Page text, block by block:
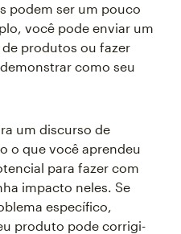
podem ser um pouco
você pode enviar um
produtos ou fazer
como seu
um discurso de
o que você aprendeu
para fazer com
impacto neles. Se
específico,
produto pode corrigi-